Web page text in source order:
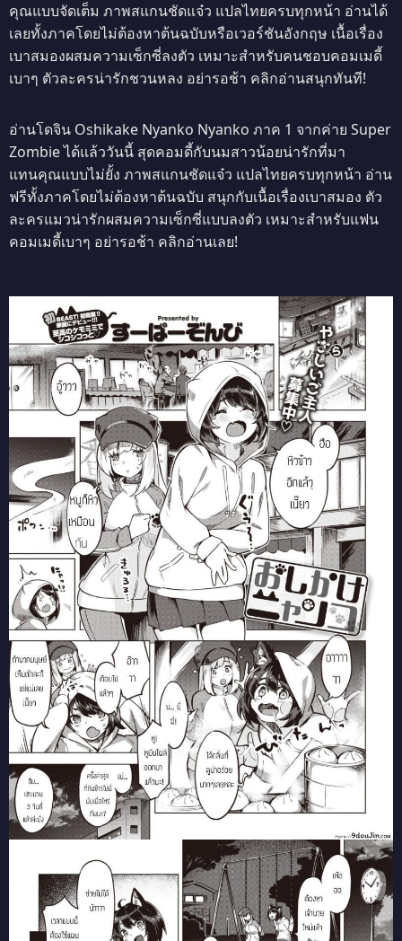
คุณแบบจัดเต็ม ภาพสแกนชัดแจ๋ว แปลไทยครบทุกหน้า อ่านได้
เลยทั้งภาคโดยไม่ต้องหาต้นฉบับหรือเวอร์ชันอังกฤษ เนื้อเรื่อง
เบาสมองผสมความเซ็กซี่ลงตัว เหมาะสำหรับคนชอบคอมเมดี้
เบาๆ ตัวละครน่ารักชวนหลง อย่ารอช้า คลิกอ่านสนุกทันที!
อ่านโดจิน Oshikake Nyanko Nyanko ภาค 1 จากค่าย Super
Zombie ได้แล้ววันนี้ สุดคอมดี้กับนมสาวน้อยน่ารักที่มา
แทนคุณแบบไม่ยั้ง ภาพสแกนชัดแจ๋ว แปลไทยครบทุกหน้า อ่าน
ฟรีทั้งภาคโดยไม่ต้องหาต้นฉบับ สนุกกับเนื้อเรื่องเบาสมอง ตัว
ละครแมวน่ารักผสมความเซ็กซี่แบบลงตัว เหมาะสำหรับแฟน
คอมเมดี้เบาๆ อย่ารอช้า คลิกอ่านเลย!